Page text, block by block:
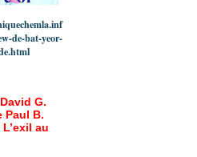
de-bat-yeor-
G.
Paul B.
au